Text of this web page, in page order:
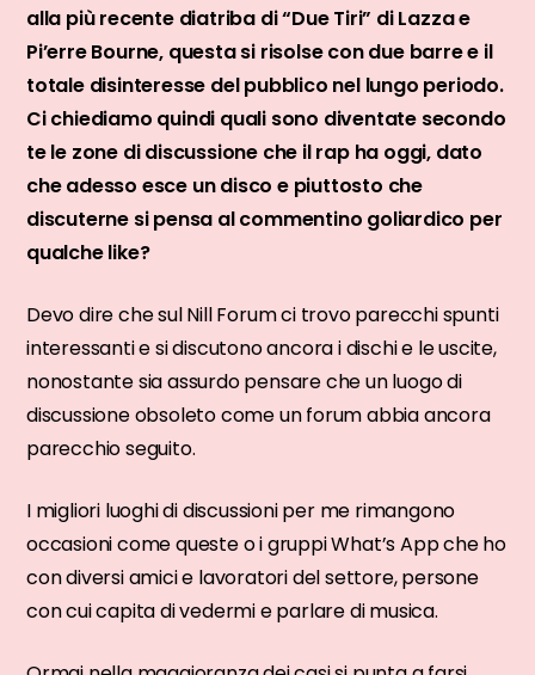
alla più recente diatriba di “Due Tiri” di Lazza e
Pi’erre Bourne, questa si risolse con due barre e il
totale disinteresse del pubblico nel lungo periodo.
Ci chiediamo quindi quali sono diventate secondo
te le zone di discussione che il rap ha oggi, dato
che adesso esce un disco e piuttosto che
discuterne si pensa al commentino goliardico per
qualche like?
Devo dire che sul Nill Forum ci trovo parecchi spunti
interessanti e si discutono ancora i dischi e le uscite,
nonostante sia assurdo pensare che un luogo di
discussione obsoleto come un forum abbia ancora
parecchio seguito.
I migliori luoghi di discussioni per me rimangono
occasioni come queste o i gruppi What’s App che ho
con diversi amici e lavoratori del settore, persone
con cui capita di vedermi e parlare di musica.